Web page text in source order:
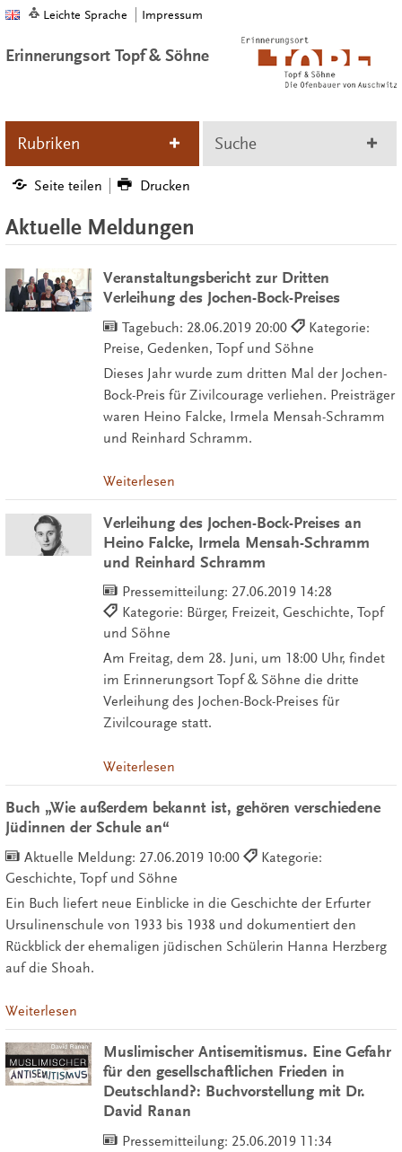
Leichte Sprache Impressum
Erinnerungsort Topf & Söhne
Rubriken Suche
Seite teilen Drucken
Aktuelle Meldungen
Veranstaltungsbericht zur Dritten
Verleihung des Jochen-Bock-Preises
Tagebuch: 28.06.2019 20:00
Kategorie:
Preise, Gedenken, Topf und Söhne
Dieses Jahr wurde zum dritten Mal der Jochen-
Bock-Preis für Zivilcourage verliehen. Preisträger
waren Heino Falcke, Irmela Mensah-Schramm
und Reinhard Schramm.
Weiterlesen
Verleihung des Jochen-Bock-Preises an
Heino Falcke, Irmela Mensah-Schramm
und Reinhard Schramm
Pressemitteilung: 27.06.2019 14:28
Kategorie: Bürger, Freizeit, Geschichte, Topf
und Söhne
Am Freitag, dem 28. Juni, um 18:00 Uhr, findet
im Erinnerungsort Topf & Söhne die dritte
Verleihung des Jochen-Bock-Preises für
Zivilcourage statt.
Weiterlesen
Buch „Wie außerdem bekannt ist, gehören verschiedene
Jüdinnen der Schule an“
Aktuelle Meldung: 27.06.2019 10:00
Kategorie:
Geschichte, Topf und Söhne
Ein Buch liefert neue Einblicke in die Geschichte der Erfurter
Ursulinenschule von 1933 bis 1938 und dokumentiert den
Rückblick der ehemaligen jüdischen Schülerin Hanna Herzberg
auf die Shoah.
Weiterlesen
Muslimischer Antisemitismus. Eine Gefahr
für den gesellschaftlichen Frieden in
Deutschland?: Buchvorstellung mit Dr.
David Ranan
Pressemitteilung: 25.06.2019 11:34